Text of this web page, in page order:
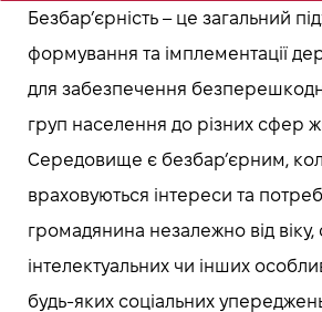
Безбар’єрність – це загальний
формування та імплементації
для забезпечення
груп населення до різних сфер
Середовище є безбар’єрним,
враховуються інтереси та
громадянина незалежно від віку,
інтелектуальних чи інших
будь-яких соціальних